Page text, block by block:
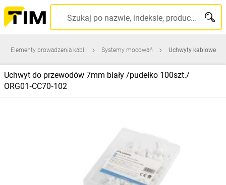
Szukaj po nazwie, indeksie, producencie, kodzie kreskowym...
Elementy prowadzenia kabli Systemy mocowań Uchwyty kablowe
Uchwyt do przewodów 7mm biały /pudełko 100szt./
ORG01‑CC70‑102